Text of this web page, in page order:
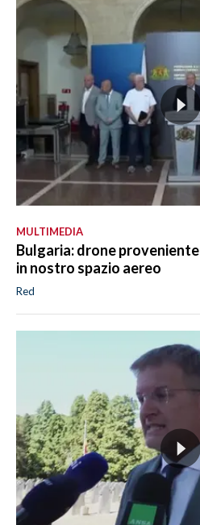
MULTIMEDIA
Bulgaria: drone
in nostro spazio aereo
Red